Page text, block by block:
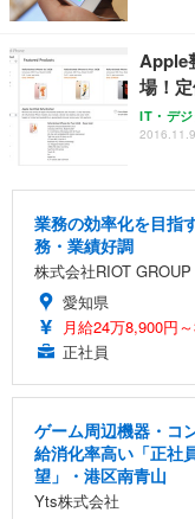
Apple
場！
IT・デ
業務の効率化を目指
務・業績好調
株式会社RIOT GROUP
愛知県
月給24万8,900円
正社員
ゲーム周辺機器・コ
給消化率高い「正社
望」・港区南青山
Yts株式会社